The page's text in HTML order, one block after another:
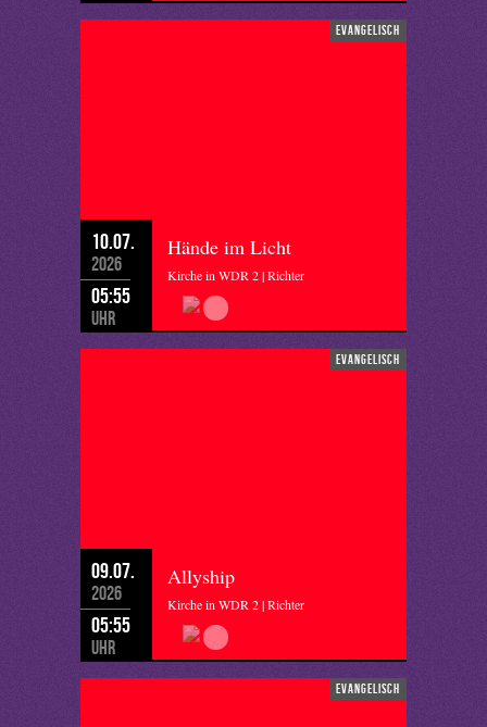
evangelisch
10.07.
2026
05:55
Uhr
Hände im Licht
Kirche in WDR 2 | Richter
evangelisch
09.07.
2026
05:55
Uhr
Allyship
Kirche in WDR 2 | Richter
evangelisch